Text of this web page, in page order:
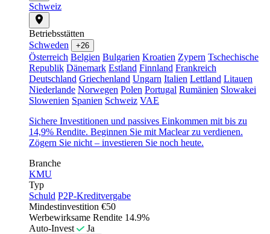
Schweiz
Betriebsstätten
Schweden
+26
Österreich Belgien Bulgarien Kroatien Zypern Tschechische
Republik Dänemark Estland Finnland Frankreich
Deutschland Griechenland Ungarn Italien Lettland Litauen
Niederlande Norwegen Polen Portugal Rumänien Slowakei
Slowenien Spanien Schweiz VAE
Sichere Investitionen und passives Einkommen mit bis zu
14,9% Rendite. Beginnen Sie mit Maclear zu verdienen.
Zögern Sie nicht – investieren Sie noch heute.
Branche
KMU
Typ
Schuld P2P-Kreditvergabe
Mindestinvestition €50
Werbewirksame Rendite 14.9%
Auto-Invest
Ja